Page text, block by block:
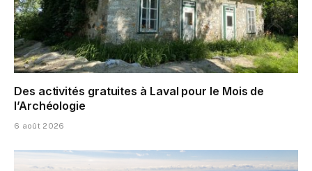
Des activités gratuites à Laval pour le Mois de
l’Archéologie
6 août 2026